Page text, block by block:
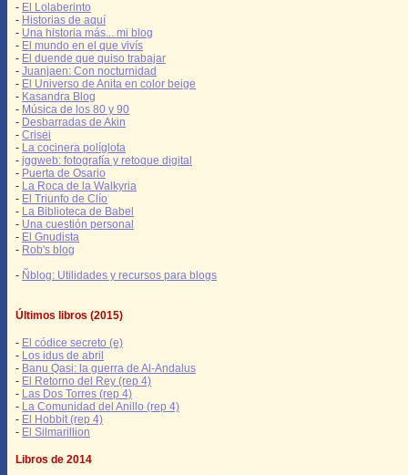
- El Lolaberinto
- Historias de aquí
- Una historia más... mi blog
- El mundo en el que vivís
- El duende que quiso trabajar
- Juanjaen: Con nocturnidad
- El Universo de Anita en color beige
- Kasandra Blog
- Música de los 80 y 90
- Desbarradas de Akin
- Crisei
- La cocinera políglota
- jggweb: fotografía y retoque digital
- Puerta de Osario
- La Roca de la Walkyria
- El Triunfo de Clío
- La Biblioteca de Babel
- Una cuestión personal
- El Gnudista
- Rob's blog
- Ñblog: Utilidades y recursos para blogs
Últimos libros (2015)
- El códice secreto (e)
- Los idus de abril
- Banu Qasi: la guerra de Al-Andalus
- El Retorno del Rey (rep 4)
- Las Dos Torres (rep 4)
- La Comunidad del Anillo (rep 4)
- El Hobbit (rep 4)
- El Silmarillion
Libros de 2014